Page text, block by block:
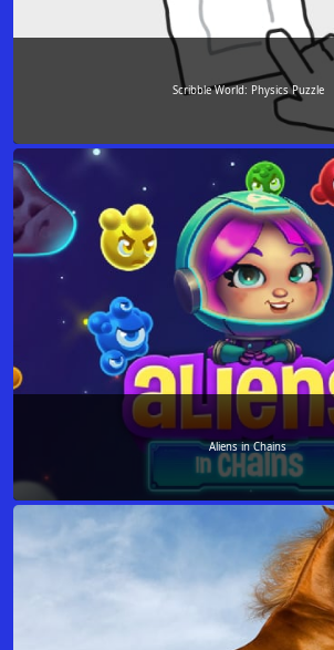
Scribble World: Physics Puzzle
Aliens in Chains